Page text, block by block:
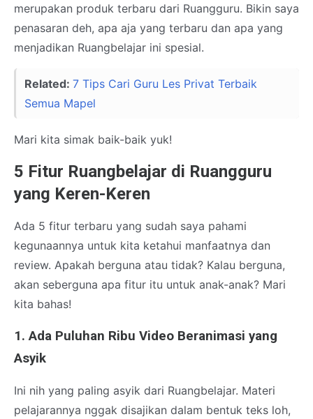
merupakan produk terbaru dari Ruangguru. Bikin saya
penasaran deh, apa aja yang terbaru dan apa yang
menjadikan Ruangbelajar ini spesial.
Related: 7 Tips Cari Guru Les Privat Terbaik
Semua Mapel
Mari kita simak baik-baik yuk!
5 Fitur Ruangbelajar di Ruangguru
yang Keren-Keren
Ada 5 fitur terbaru yang sudah saya pahami
kegunaannya untuk kita ketahui manfaatnya dan
review. Apakah berguna atau tidak? Kalau berguna,
akan seberguna apa fitur itu untuk anak-anak? Mari
kita bahas!
1. Ada Puluhan Ribu Video Beranimasi yang
Asyik
Ini nih yang paling asyik dari Ruangbelajar. Materi
pelajarannya nggak disajikan dalam bentuk teks loh,